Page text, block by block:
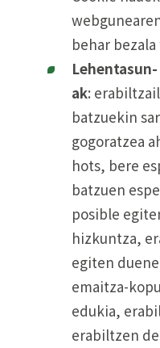
behar
ak:
batzuekin
gogoratzea
hots, bere
batzuen
posible
hizkuntza,
egiten
emaitza-
edukia,
erabiltzen